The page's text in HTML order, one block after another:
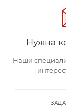
Нужна
Наши